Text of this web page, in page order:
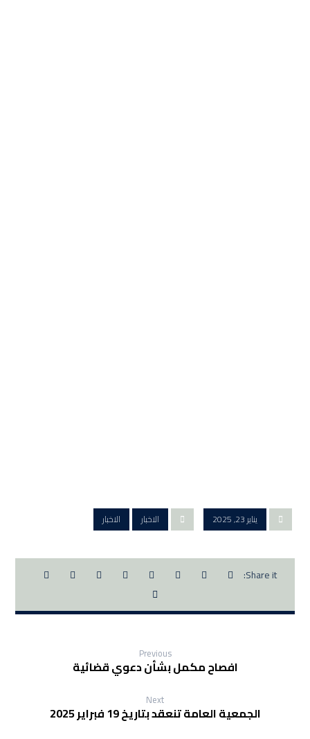
يناير 23, 2025 الاخبار الاخبار
Previous
افصاح مكمل بشأن دعوي قضائية
Next
الجمعية العامة تنعقد بتاريخ 19 فبراير 2025